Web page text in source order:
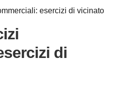
esercizi di vicinato
di